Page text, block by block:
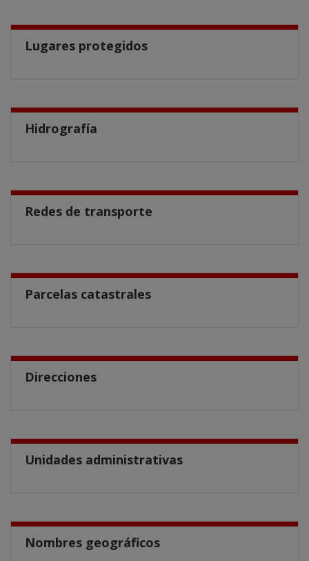
Lugares protegidos
Hidrografía
Redes de transporte
Parcelas catastrales
Direcciones
Unidades administrativas
Nombres geográficos